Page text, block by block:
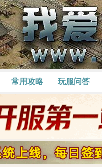
常用攻略 玩服问答